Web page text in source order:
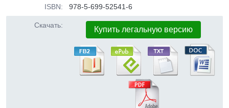
ISBN: 978-5-699-52541-6
Скачать: Купить легальную версию